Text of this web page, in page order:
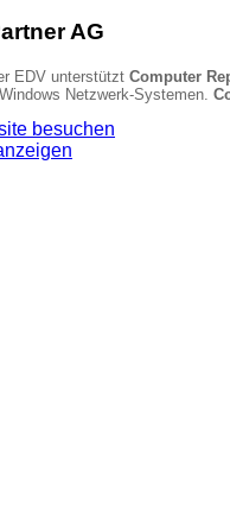
AG
EDV unterstützt Computer
Netzwerk-Systemen.